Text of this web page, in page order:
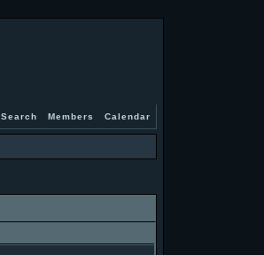
Search Members Calendar